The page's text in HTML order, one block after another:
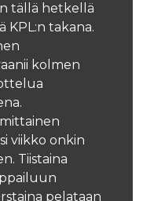
tällä hetkellä
KPL:n takana.
kolmen
viikko onkin
Tiistaina
pelataan